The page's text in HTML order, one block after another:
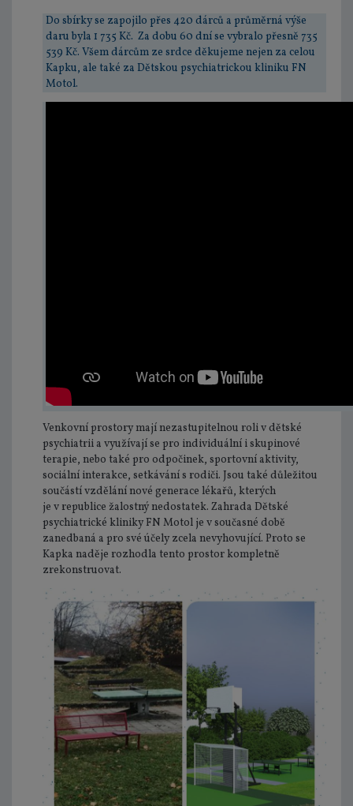
Do sbírky se zapojilo přes 420 dárců a průměrná výše
daru byla 1 735 Kč. Za dobu 60 dní se vybralo přesně 735
539 Kč. Všem dárcům ze srdce děkujeme nejen za celou
Kapku, ale také za Dětskou psychiatrickou kliniku FN
Motol.
Venkovní prostory mají nezastupitelnou roli v dětské
psychiatrii a využívají se pro individuální i skupinové
terapie, nebo také pro odpočinek, sportovní aktivity,
sociální interakce, setkávání s rodiči. Jsou také důležitou
součástí vzdělání nové generace lékařů, kterých
je v republice žalostný nedostatek. Zahrada Dětské
psychiatrické kliniky FN Motol je v současné době
zanedbaná a pro své účely zcela nevyhovující. Proto se
Kapka naděje rozhodla tento prostor kompletně
zrekonstruovat.